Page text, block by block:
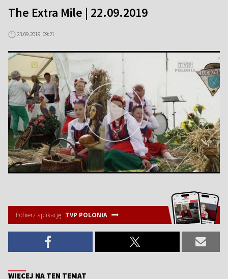
The Extra Mile | 22.09.2019
23.09.2019, 09:21
Pobierz aplikację TVP POLONIA
WIĘCEJ NA TEN TEMAT